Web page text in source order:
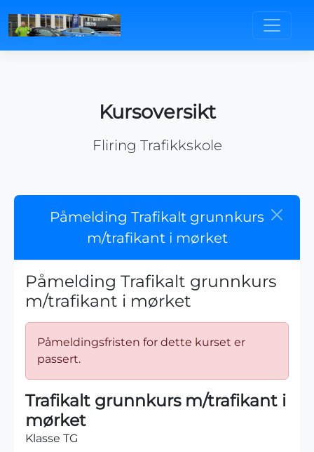
Kursoversikt
Fliring Trafikkskole
Påmelding Trafikalt grunnkurs
m/trafikant i mørket
Påmelding Trafikalt grunnkurs
m/trafikant i mørket
Påmeldingsfristen for dette kurset er
passert.
Trafikalt grunnkurs m/trafikant i
mørket
Klasse TG